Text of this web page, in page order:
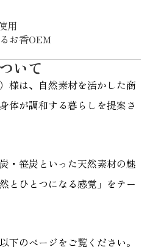
用
お香OEM
いて
様は、自然素材を活かした商
体が調和する暮らしを提案さ
・笹炭といった天然素材の魅
とひとつになる感覚」をテー
下のページをご覧ください。